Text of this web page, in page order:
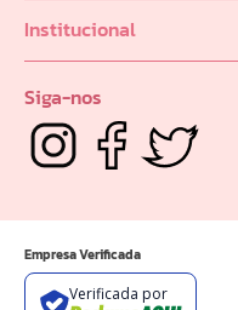
Formas de Pagamento
Privacidade e
Seja um Distribuidor
Portal do Distribuidor
Institucional
Siga-nos
Empresa Verificada
Verificada por